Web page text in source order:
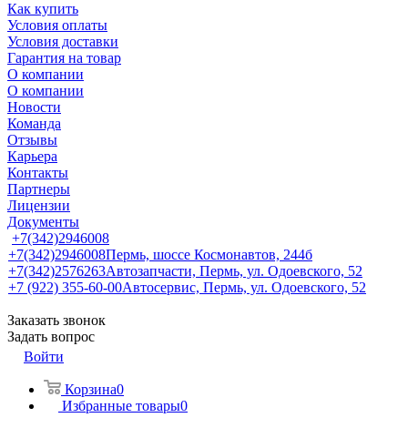
Как купить
Условия оплаты
Условия доставки
Гарантия на товар
О компании
О компании
Новости
Команда
Отзывы
Карьера
Контакты
Партнеры
Лицензии
Документы
+7(342)2946008
+7(342)2946008Пермь, шоссе Космонавтов, 244б
+7(342)2576263Автозапчасти, Пермь, ул. Одоевского, 52
+7 (922) 355-60-00Автосервис, Пермь, ул. Одоевского, 52
Заказать звонок
Задать вопрос
Войти
Корзина0
Избранные товары0